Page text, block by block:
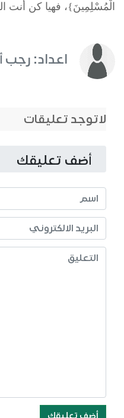
الْمُسْلِمِينَ}، فهيا كن أنت
اعداد: رجب
لاتوجد تعليقات
أضف تعليقك
أضف تعليقك